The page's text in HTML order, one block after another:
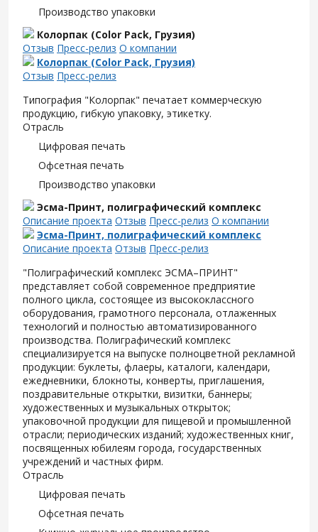
Производство упаковки
Колорпак (Color Pack, Грузия)
Отзыв Пресс-релиз О компании
Колорпак (Color Pack, Грузия)
Отзыв Пресс-релиз
Типография "Колорпак" печатает коммерческую
продукцию, гибкую упаковку, этикетку.
Отрасль
Цифровая печать
Офсетная печать
Производство упаковки
Эсма-Принт, полиграфический комплекс
Описание проекта Отзыв Пресс-релиз О компании
Эсма-Принт, полиграфический комплекс
Описание проекта Отзыв Пресс-релиз
"Полиграфический комплекс ЭСМА–ПРИНТ"
представляет собой современное предприятие
полного цикла, состоящее из высококлассного
оборудования, грамотного персонала, отлаженных
технологий и полностью автоматизированного
производства. Полиграфический комплекс
специализируется на выпуске полноцветной рекламной
продукции: буклеты, флаеры, каталоги, календари,
ежедневники, блокноты, конверты, приглашения,
поздравительные открытки, визитки, баннеры;
художественных и музыкальных открыток;
упаковочной продукции для пищевой и промышленной
отрасли; периодических изданий; художественных книг,
посвященных юбилеям города, государственных
учреждений и частных фирм.
Отрасль
Цифровая печать
Офсетная печать